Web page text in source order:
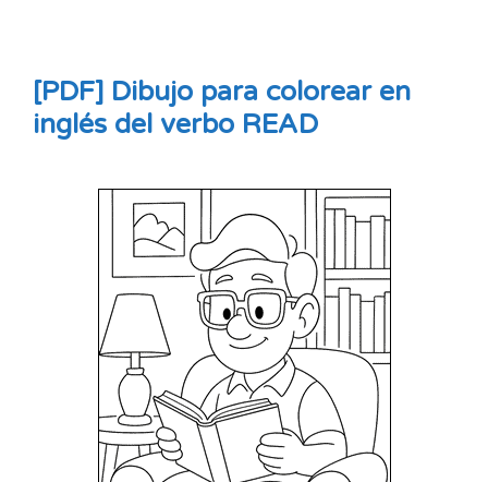
[PDF] Dibujo para colorear en
inglés del verbo READ